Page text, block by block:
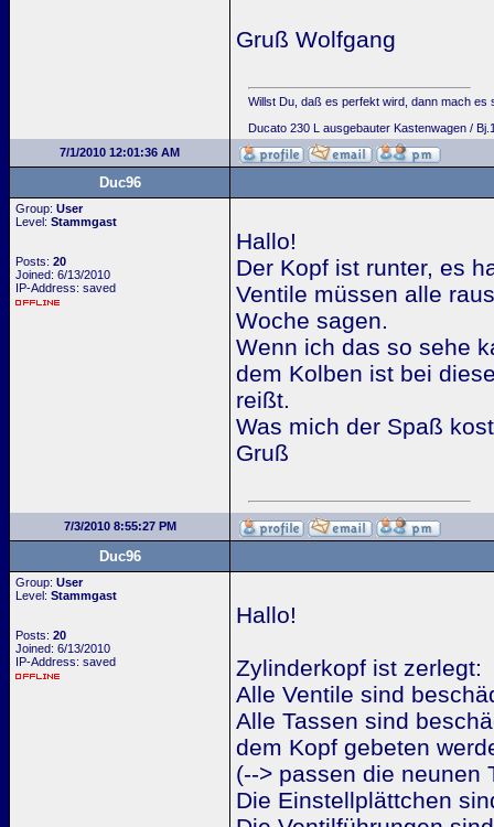
Gruß Wolfgang
Willst Du, daß es perfekt wird, dann mach es
Ducato 230 L ausgebauter Kastenwagen /
7/1/2010 12:01:36 AM
Duc96
Group: User
Level: Stammgast
Posts: 20
Joined: 6/13/2010
IP-Address: saved
Hallo!
Der Kopf ist runter, es
Ventile müssen alle
Woche sagen.
Wenn ich das so sehe
dem Kolben ist bei
reißt.
Was mich der Spaß
Gruß
7/3/2010 8:55:27 PM
Duc96
Group: User
Level: Stammgast
Posts: 20
Joined: 6/13/2010
IP-Address: saved
Hallo!
Zylinderkopf ist zerlegt:
Alle Ventile sind
Alle Tassen sind
dem Kopf gebeten
(--> passen die neunen
Die Einstellplättchen